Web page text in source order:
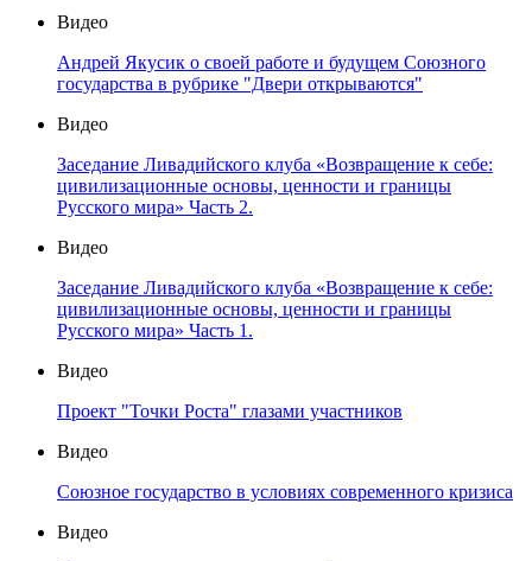
Видео
Андрей Якусик о своей работе и будущем Союзного
государства в рубрике "Двери открываются"
Видео
Заседание Ливадийского клуба «Возвращение к себе:
цивилизационные основы, ценности и границы
Русского мира» Часть 2.
Видео
Заседание Ливадийского клуба «Возвращение к себе:
цивилизационные основы, ценности и границы
Русского мира» Часть 1.
Видео
Проект "Точки Роста" глазами участников
Видео
Союзное государство в условиях современного кризиса
Видео